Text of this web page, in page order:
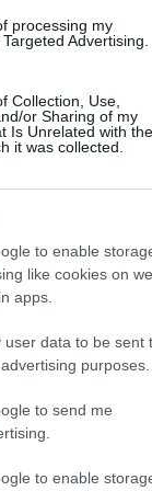
processing my
Advertising.
Collection, Use,
or Sharing of my
Is Unrelated with the
it was collected.
to enable
like cookies on
apps.
user data to be sent
purposes.
to send me
to enable